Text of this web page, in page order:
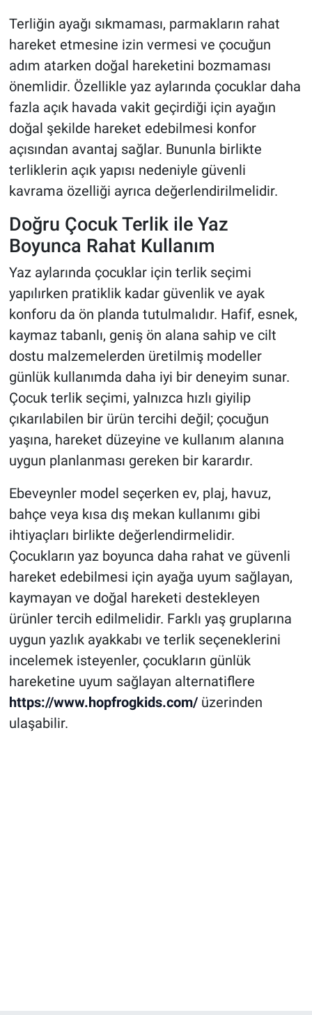
Terliğin ayağı sıkmaması, parmakların rahat
hareket etmesine izin vermesi ve çocuğun
adım atarken doğal hareketini bozmaması
önemlidir. Özellikle yaz aylarında çocuklar daha
fazla açık havada vakit geçirdiği için ayağın
doğal şekilde hareket edebilmesi konfor
açısından avantaj sağlar. Bununla birlikte
terliklerin açık yapısı nedeniyle güvenli
kavrama özelliği ayrıca değerlendirilmelidir.
Doğru Çocuk Terlik ile Yaz
Boyunca Rahat Kullanım
Yaz aylarında çocuklar için terlik seçimi
yapılırken pratiklik kadar güvenlik ve ayak
konforu da ön planda tutulmalıdır. Hafif, esnek,
kaymaz tabanlı, geniş ön alana sahip ve cilt
dostu malzemelerden üretilmiş modeller
günlük kullanımda daha iyi bir deneyim sunar.
Çocuk terlik seçimi, yalnızca hızlı giyilip
çıkarılabilen bir ürün tercihi değil; çocuğun
yaşına, hareket düzeyine ve kullanım alanına
uygun planlanması gereken bir karardır.
Ebeveynler model seçerken ev, plaj, havuz,
bahçe veya kısa dış mekan kullanımı gibi
ihtiyaçları birlikte değerlendirmelidir.
Çocukların yaz boyunca daha rahat ve güvenli
hareket edebilmesi için ayağa uyum sağlayan,
kaymayan ve doğal hareketi destekleyen
ürünler tercih edilmelidir. Farklı yaş gruplarına
uygun yazlık ayakkabı ve terlik seçeneklerini
incelemek isteyenler, çocukların günlük
hareketine uyum sağlayan alternatiflere
https://www.hopfrogkids.com/ üzerinden
ulaşabilir.